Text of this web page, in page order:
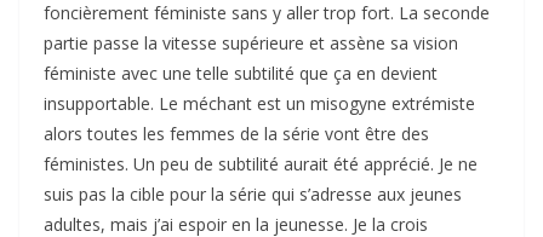
foncièrement féministe sans y aller trop fort. La seconde
partie passe la vitesse supérieure et assène sa vision
féministe avec une telle subtilité que ça en devient
insupportable. Le méchant est un misogyne extrémiste
alors toutes les femmes de la série vont être des
féministes. Un peu de subtilité aurait été apprécié. Je ne
suis pas la cible pour la série qui s’adresse aux jeunes
adultes, mais j’ai espoir en la jeunesse. Je la crois